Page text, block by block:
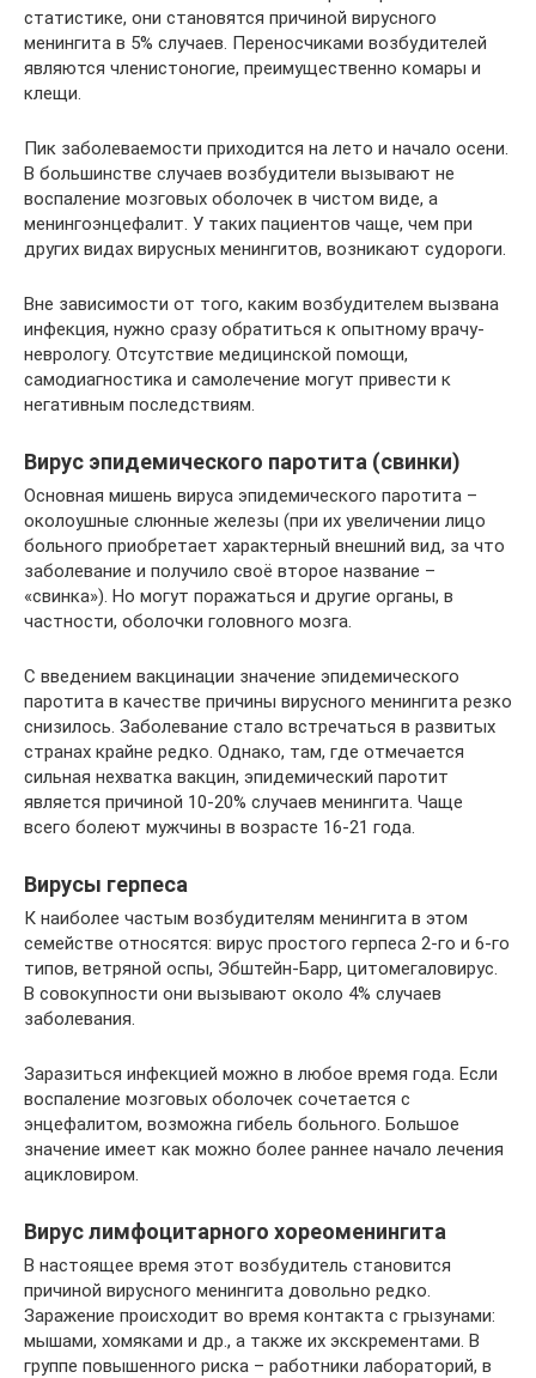
статистике, они становятся причиной вирусного
менингита в 5% случаев. Переносчиками возбудителей
являются членистоногие, преимущественно комары и
клещи.
Пик заболеваемости приходится на лето и начало осени.
В большинстве случаев возбудители вызывают не
воспаление мозговых оболочек в чистом виде, а
менингоэнцефалит. У таких пациентов чаще, чем при
других видах вирусных менингитов, возникают судороги.
Вне зависимости от того, каким возбудителем вызвана
инфекция, нужно сразу обратиться к опытному врачу-
неврологу. Отсутствие медицинской помощи,
самодиагностика и самолечение могут привести к
негативным последствиям.
Вирус эпидемического паротита (свинки)
Основная мишень вируса эпидемического паротита –
околоушные слюнные железы (при их увеличении лицо
больного приобретает характерный внешний вид, за что
заболевание и получило своё второе название –
«свинка»). Но могут поражаться и другие органы, в
частности, оболочки головного мозга.
С введением вакцинации значение эпидемического
паротита в качестве причины вирусного менингита резко
снизилось. Заболевание стало встречаться в развитых
странах крайне редко. Однако, там, где отмечается
сильная нехватка вакцин, эпидемический паротит
является причиной 10-20% случаев менингита. Чаще
всего болеют мужчины в возрасте 16-21 года.
Вирусы герпеса
К наиболее частым возбудителям менингита в этом
семействе относятся: вирус простого герпеса 2-го и 6-го
типов, ветряной оспы, Эбштейн-Барр, цитомегаловирус.
В совокупности они вызывают около 4% случаев
заболевания.
Заразиться инфекцией можно в любое время года. Если
воспаление мозговых оболочек сочетается с
энцефалитом, возможна гибель больного. Большое
значение имеет как можно более раннее начало лечения
ацикловиром.
Вирус лимфоцитарного хореоменингита
В настоящее время этот возбудитель становится
причиной вирусного менингита довольно редко.
Заражение происходит во время контакта с грызунами:
мышами, хомяками и др., а также их экскрементами. В
группе повышенного риска – работники лабораторий, в